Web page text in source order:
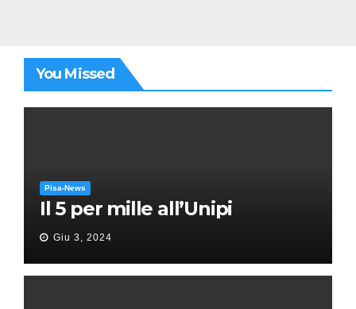
You Missed
Pisa-News
Il 5 per mille all’Unipi
Giu 3, 2024